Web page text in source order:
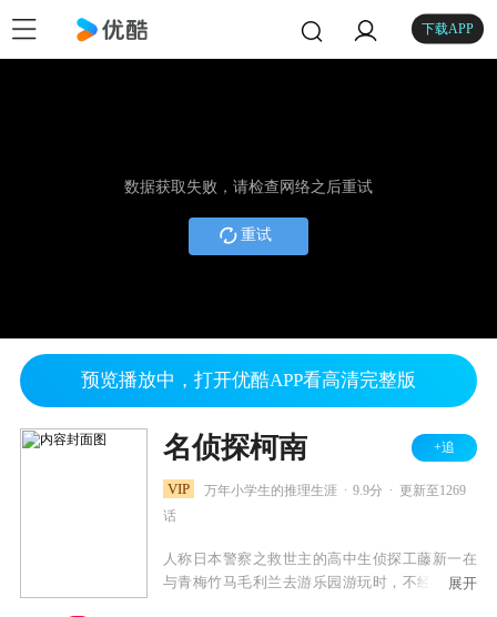
下载APP
数据获取失败，请检查网络之后重试
重试
预览播放中，打开优酷APP看高清完整版
名侦探柯南 +追
VIP 万年小学生的推理生涯 9.9分
更新至1269
话
人称日本警察之救世主的高中生侦探工藤新一在
与青梅竹马毛利兰去游乐园游玩时，不经意中发
展开